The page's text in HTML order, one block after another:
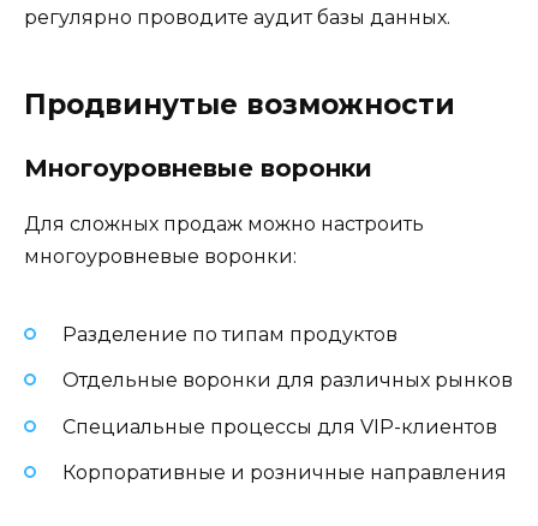
регулярно проводите аудит базы данных.
Продвинутые возможности
Многоуровневые воронки
Для сложных продаж можно настроить
многоуровневые воронки:
Разделение по типам продуктов
Отдельные воронки для различных рынков
Специальные процессы для VIP-клиентов
Корпоративные и розничные направления